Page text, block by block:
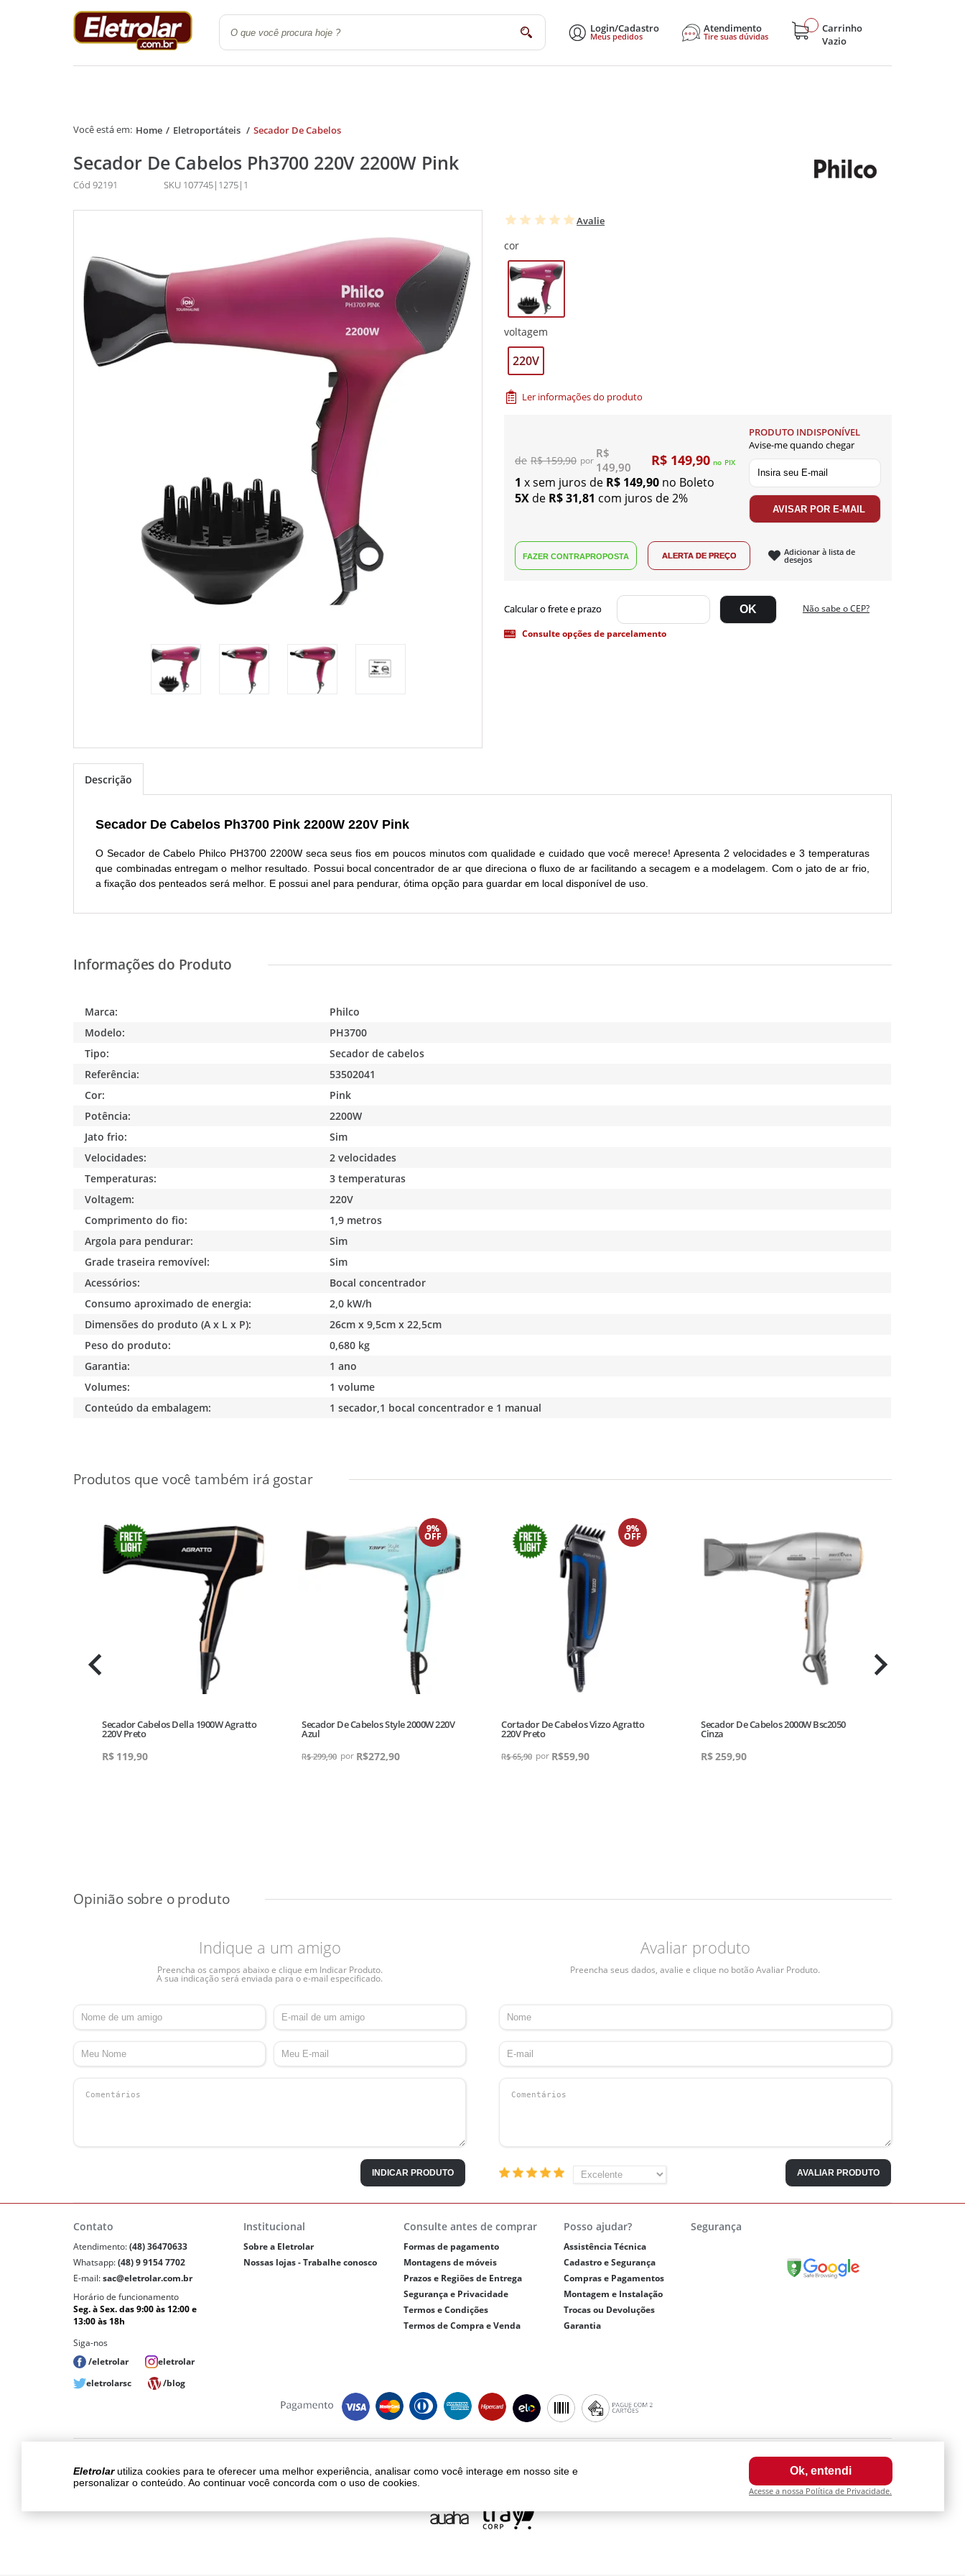
Login/Cadastro
Meus pedidos
Atendimento
Tire suas dúvidas
Carrinho
Vazio
Quarto Utilidades Domésticas Eletrodomésticos Eletroportáteis Hobby e Lazer
Home Eletroportáteis Secador De Cabelos
Secador De Cabelos Ph3700 220V 2200W Pink
Cód 92191 SKU 107745|1275|1
Avalie
cor
voltagem
220V
Ler informações do produto
R$ 159,90
R$
149,90
R$ 149,90 no PIX
1 x sem juros de R$ 149,90 no Boleto
5X de R$ 31,81 com juros de 2%
PRODUTO INDISPONÍVEL
Avise-me quando chegar
Adicionar à lista de
desejos
Não sabe o CEP?
Consulte opções de parcelamento
Descrição
Secador De Cabelos Ph3700 Pink 2200W 220V Pink
O Secador de Cabelo Philco PH3700 2200W seca seus fios em poucos minutos com qualidade e cuidado que você merece! Apresenta 2 velocidades e 3 temperaturas
que combinadas entregam o melhor resultado. Possui bocal concentrador de ar que direciona o fluxo de ar facilitando a secagem e a modelagem. Com o jato de ar frio,
a fixação dos penteados será melhor. E possui anel para pendurar, ótima opção para guardar em local disponível de uso.
Marca:
Philco
Modelo:
PH3700
Tipo:
Secador de cabelos
Referência:
53502041
Cor:
Pink
Potência:
2200W
Jato frio:
Sim
Velocidades:
2 velocidades
Temperaturas:
3 temperaturas
Voltagem:
220V
Comprimento do fio:
1,9 metros
Argola para pendurar:
Sim
Grade traseira removível:
Sim
Acessórios:
Bocal concentrador
Consumo aproximado de energia:
2,0 kW/h
Dimensões do produto (A x L x P):
26cm x 9,5cm x 22,5cm
Peso do produto:
0,680 kg
Garantia:
1 ano
Volumes:
1 volume
Conteúdo da embalagem:
1 secador,1 bocal concentrador e 1 manual
Secador Cabelos Della 1900W Agratto
220V Preto
R$ 119,90
9%
OFF
Secador De Cabelos Style 2000W 220V
Azul
R$ 299,90 R$272,90
9%
OFF
Cortador De Cabelos Vizzo Agratto
220V Preto
R$ 65,90 R$59,90
Secador De Cabelos 2000W Bsc2050
Cinza
R$259,90
Indique a um amigo
Preencha os campos abaixo e clique em Indicar Produto.
A sua indicação será enviada para o e-mail especificado.
INDICAR PRODUTO
Avaliar produto
Preencha seus dados, avalie e clique no botão Avaliar Produto.
AVALIAR PRODUTO
Eletrolarutiliza cookies para te oferecer uma melhor experiência, analisar como você interage em nosso site e
personalizar o conteúdo. Ao continuar você concorda com o uso de cookies.
Ok, entendi
Acesse a nossa Política de Privacidade.
Contato
Atendimento:(48) 36470633
Whatsapp:(48) 9 9154 7702
E-mail:sac@eletrolar.com.br
Horário de funcionamento
Seg. à Sex. das 9:00 às 12:00 e
13:00 às 18h
Siga-nos
/eletrolar
eletrolar
eletrolarsc
/blog
Institucional
Sobre a Eletrolar
Nossas lojas - Trabalhe conosco
Consulte antes de comprar
Formas de pagamento
Montagens de móveis
Prazos e Regiões de Entrega
Segurança e Privacidade
Termos e Condições
Termos de Compra e Venda
Posso ajudar?
Assistência Técnica
Cadastro e Segurança
Compras e Pagamentos
Montagem e Instalação
Trocas ou Devoluções
Garantia
Segurança
Copyright © 2018 - eletrolar.com.br - NEGRO E ANDREADIS LTDA - CNPJ 01.093.810/0003-64
Os preços, promoções, condições de pagamento, frete e produtos são válidos exclusivamente para compras realizadas via internet. Fotos meramente ilustrativas.